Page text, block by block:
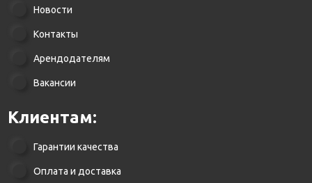
Новости
Контакты
Арендодателям
Вакансии
Клиентам:
Гарантии качества
Оплата и доставка